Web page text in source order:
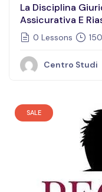
La Disciplina
Assicurativa E
0 Lessons
Centro Studi
SALE